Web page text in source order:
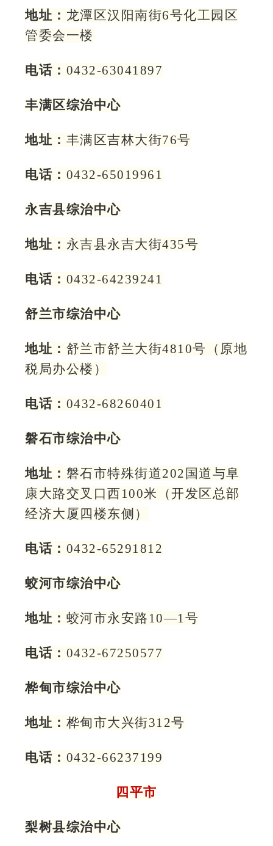
地址： 龙潭区汉阳南街6号化工园区
管委会一楼
电话： 0432-63041897
丰满区综治中心
地址： 丰满区吉林大街76号
电话： 0432-65019961
永吉县综治中心
地址： 永吉县永吉大街435号
电话： 0432-64239241
舒兰市综治中心
地址： 舒兰市舒兰大街4810号（原地
税局办公楼）
电话： 0432-68260401
磐石市综治中心
地址： 磐石市特殊街道202国道与阜
康大路交叉口西100米（开发区总部
经济大厦四楼东侧）
电话： 0432-65291812
蛟河市综治中心
地址： 蛟河市永安路10—1号
电话： 0432-67250577
桦甸市综治中心
地址： 桦甸市大兴街312号
电话： 0432-66237199
四平市
梨树县综治中心